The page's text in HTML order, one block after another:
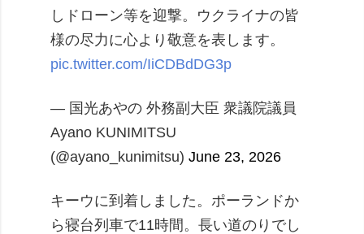
しドローン等を迎撃。ウクライナの皆
様の尽力に心より敬意を表します。
pic.twitter.com/IiCDBdDG3p
— 国光あやの 外務副大臣 衆議院議員
Ayano KUNIMITSU
(@ayano_kunimitsu)June 23, 2026
キーウに到着しました。ポーランドか
ら寝台列車で11時間。長い道のりでし